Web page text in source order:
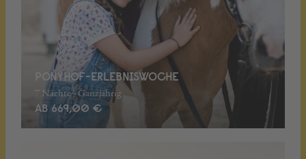
PONYHOF-ERLEBNISWOCHE
7 Nächte - Ganzjährig
AB 669,00 €